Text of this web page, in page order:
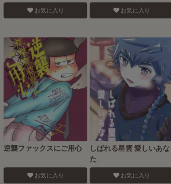
お気に入り お気に入り
逆襲ファックスにご用心
お気に入り
しばれる星雲 愛しいあな
た
お気に入り